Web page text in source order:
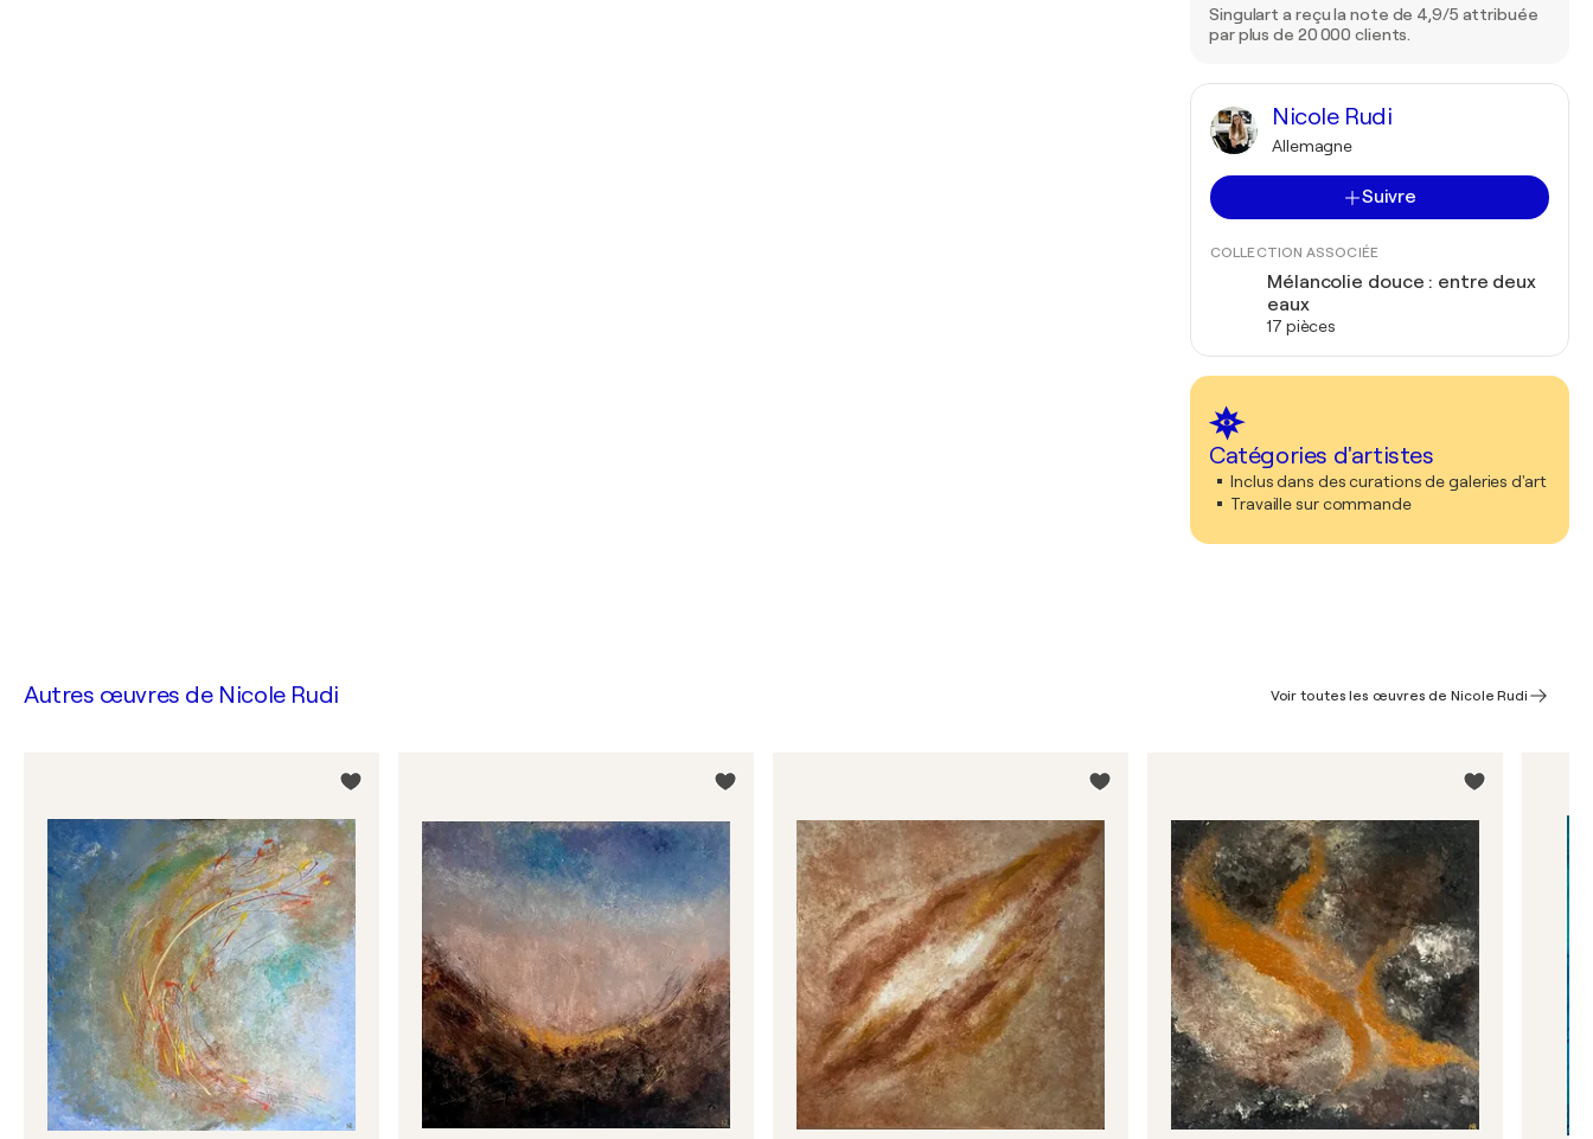
Singulart a reçu la note de 4,9/5 attribuée
par plus de 20 000 clients.
Nicole Rudi
Allemagne
Suivre
COLLECTION ASSOCIÉE
Mélancolie douce : entre deux
eaux
17 pièces
Catégories d'artistes
Inclus dans des curations de galeries d'art
Travaille sur commande
Autres œuvres de Nicole Rudi Voir toutes les œuvres de Nicole Rudi